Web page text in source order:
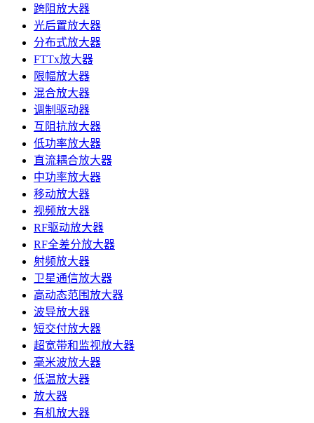
跨阻放大器
光后置放大器
分布式放大器
FTTx放大器
限幅放大器
混合放大器
调制驱动器
互阻抗放大器
低功率放大器
直流耦合放大器
中功率放大器
移动放大器
视频放大器
RF驱动放大器
RF全差分放大器
射频放大器
卫星通信放大器
高动态范围放大器
波导放大器
短交付放大器
超宽带和监视放大器
毫米波放大器
低温放大器
放大器
有机放大器